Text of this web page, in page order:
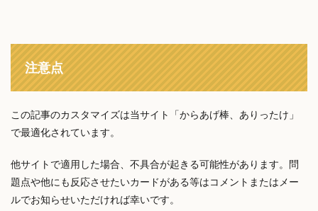
注意点
この記事のカスタマイズは当サイト「からあげ棒、ありったけ」
で最適化されています。
他サイトで適用した場合、不具合が起きる可能性があります。問
題点や他にも反応させたいカードがある等はコメントまたはメー
ルでお知らせいただければ幸いです。